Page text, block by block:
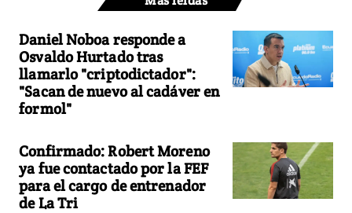
Daniel Noboa responde a
Osvaldo Hurtado tras
llamarlo "criptodictador":
"Sacan de nuevo al cadáver en
formol"
Confirmado: Robert Moreno
ya fue contactado por la FEF
para el cargo de entrenador
de La Tri